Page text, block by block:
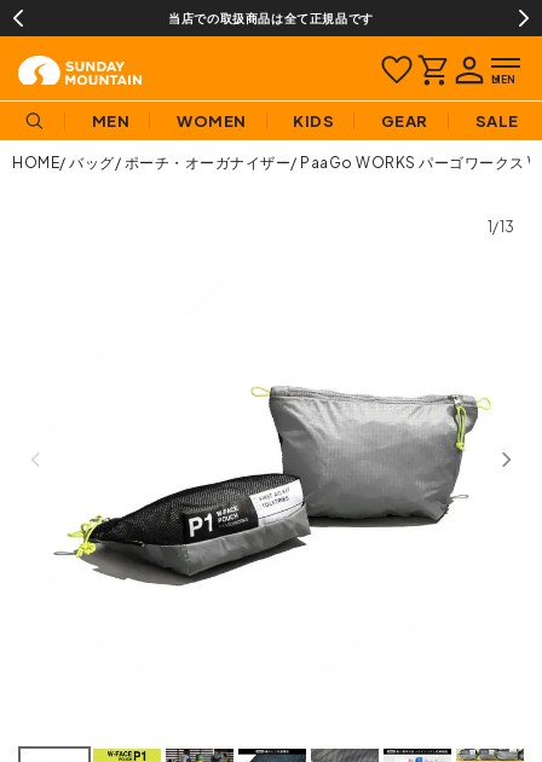
当店での取扱商品は全て正規品です
MEN WOMEN KIDS GEAR SALE
HOME バッグ ポーチ・オーガナイザー PaaGo WORKS パーゴワークス
1/13